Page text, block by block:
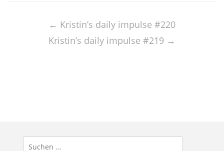
navigation
← Kristin’s daily impulse #220
Kristin’s daily impulse #219 →
Suchen